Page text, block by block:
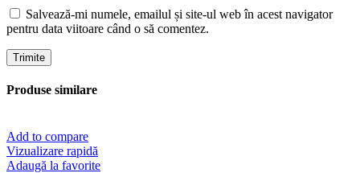
Salvează-mi numele, emailul și site-ul web în acest navigator
pentru data viitoare când o să comentez.
Produse similare
Add to compare
Vizualizare rapidă
Adaugă la favorite